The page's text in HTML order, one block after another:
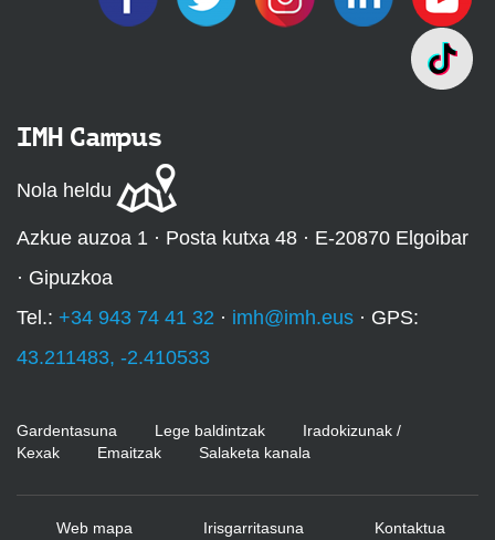
IMH Campus
Nola heldu
Azkue auzoa 1 · Posta kutxa 48 · E-20870 Elgoibar
· Gipuzkoa
Tel.: +34 943 74 41 32 · imh@imh.eus · GPS:
43.211483, -2.410533
Gardentasuna Lege baldintzak
Iradokizunak /
Kexak
Emaitzak Salaketa kanala
Web mapa Irisgarritasuna Kontaktua